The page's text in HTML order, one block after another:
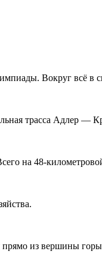
Вокруг всё в
трасса Адлер —
на 48-
прямо из вершины